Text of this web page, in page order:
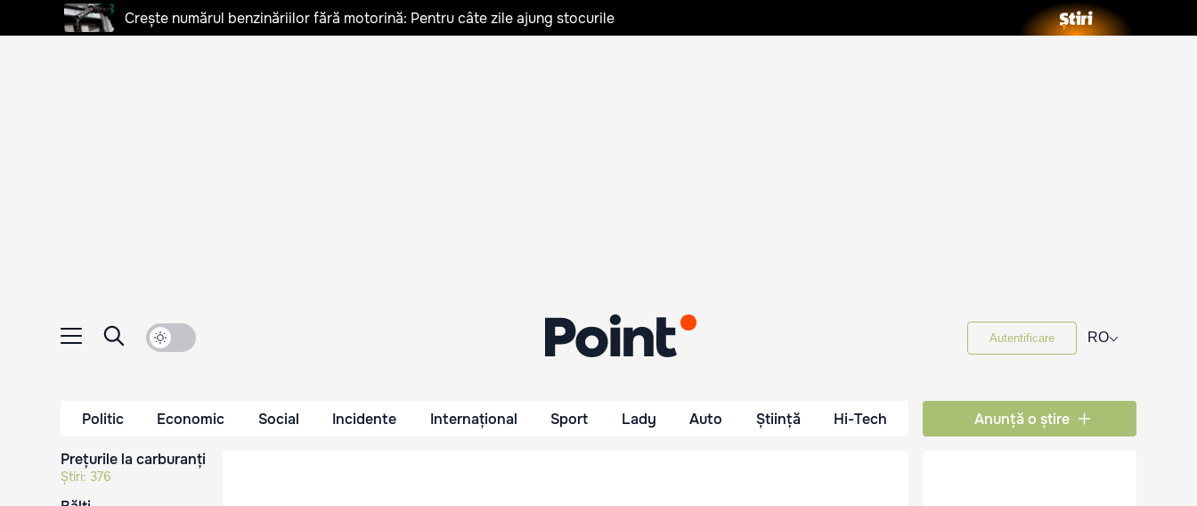
Crește numărul benzinăriilor fără motorină: Pentru câte zile ajung stocurile
Autentificare RO⌵
Politic Economic Social Incidente Internațional Sport Lady Auto Știință Hi-Tech Anunță o știre
Prețurile la carburanți
Știri: 376